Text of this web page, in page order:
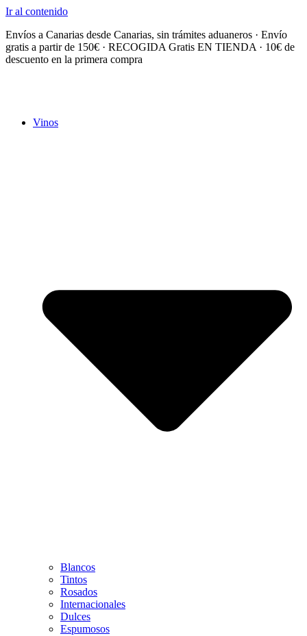
Ir al contenido
Envíos a Canarias desde Canarias, sin trámites aduaneros · Envío
gratis a partir de 150€ · RECOGIDA Gratis EN TIENDA · 10€ de
descuento en la primera compra
Vinos
Blancos
Tintos
Rosados
Internacionales
Dulces
Espumosos